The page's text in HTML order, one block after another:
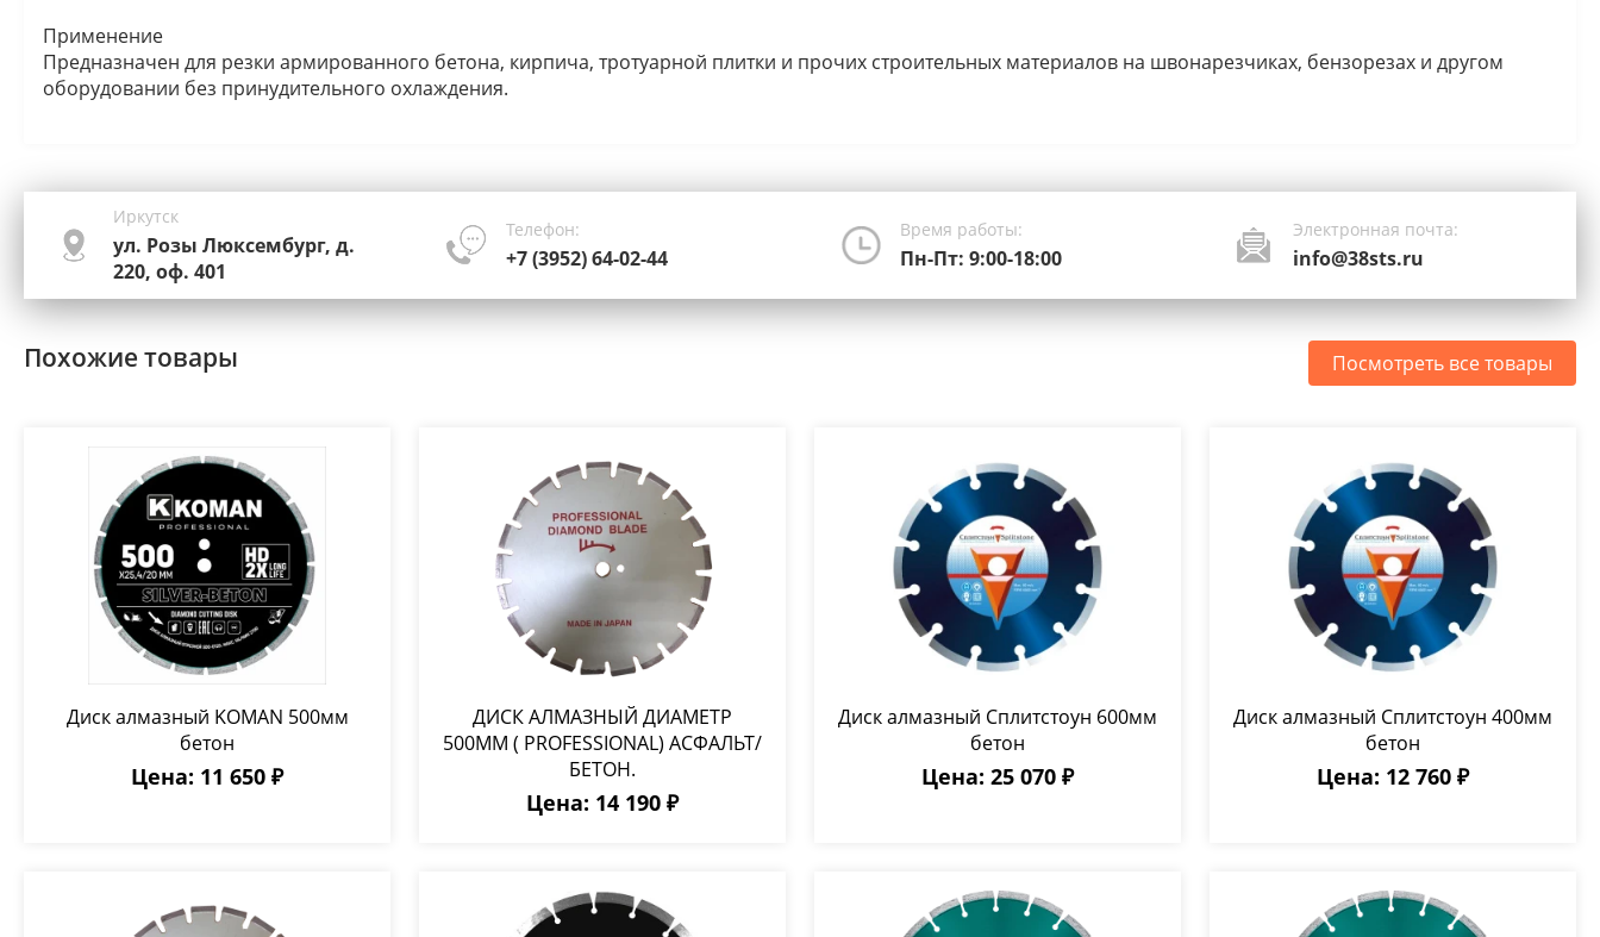
Применение
Предназначен для резки армированного бетона, кирпича, тротуарной плитки и прочих строительных материалов на швонарезчиках, бензорезах и другом
оборудовании без принудительного охлаждения.
Иркутск
ул. Розы Люксембург, д.
220, оф. 401
Телефон:
+7 (3952) 64-02-44
Время работы:
Пн-Пт: 9:00-18:00
Электронная почта:
info@38sts.ru
Похожие товары Посмотреть все товары
Диск алмазный KOMAN 500мм
бетон
Цена: 11 650 ₽
ДИСК АЛМАЗНЫЙ ДИАМЕТР
500ММ ( PROFESSIONAL) АСФАЛЬТ/
БЕТОН.
Цена: 14 190 ₽
Диск алмазный Сплитстоун 600мм
бетон
Цена: 25 070 ₽
Диск алмазный Сплитстоун 400мм
бетон
Цена: 12 760 ₽